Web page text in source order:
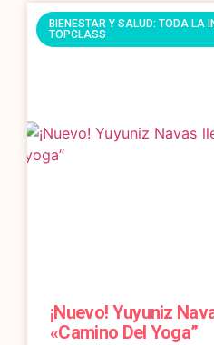
BIENESTAR Y SALUD: TODA LA
TOPCLASS
¡Nuevo! Yuyuniz
«Camino Del Yoga”